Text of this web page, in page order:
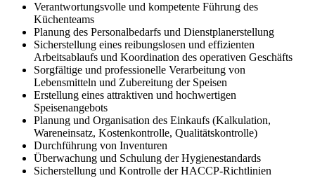
Verantwortungsvolle und kompetente Führung des
Küchenteams
Planung des Personalbedarfs und Dienstplanerstellung
Sicherstellung eines reibungslosen und effizienten
Arbeitsablaufs und Koordination des operativen Geschäfts
Sorgfältige und professionelle Verarbeitung von
Lebensmitteln und Zubereitung der Speisen
Erstellung eines attraktiven und hochwertigen
Speisenangebots
Planung und Organisation des Einkaufs (Kalkulation,
Wareneinsatz, Kostenkontrolle, Qualitätskontrolle)
Durchführung von Inventuren
Überwachung und Schulung der Hygienestandards
Sicherstellung und Kontrolle der HACCP-Richtlinien